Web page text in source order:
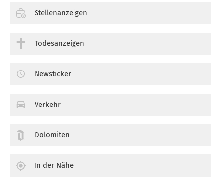
Stellenanzeigen
Todesanzeigen
Newsticker
Verkehr
Dolomiten
In der Nähe